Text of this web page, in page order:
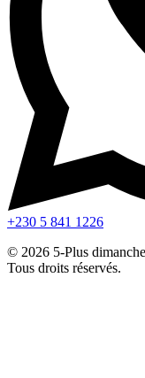
+230 5 841 1226
© 2026 5-Plus
Tous droits réservés.